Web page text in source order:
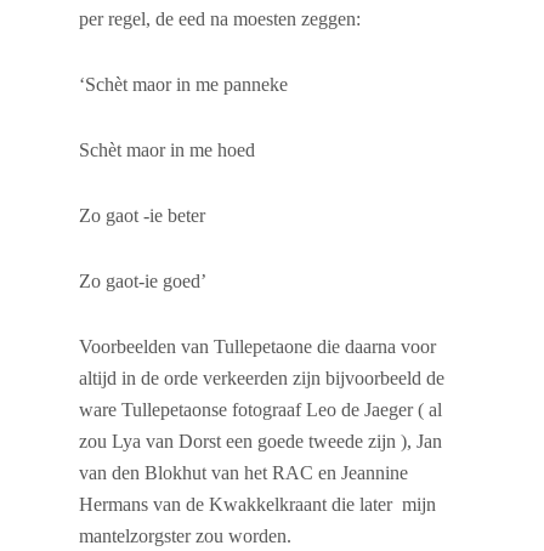
per regel, de eed na moesten zeggen:
‘Schèt maor in me panneke
Schèt maor in me hoed
Zo gaot -ie beter
Zo gaot-ie goed’
Voorbeelden van Tullepetaone die daarna voor
altijd in de orde verkeerden zijn bijvoorbeeld de
ware Tullepetaonse fotograaf Leo de Jaeger ( al
zou Lya van Dorst een goede tweede zijn ), Jan
van den Blokhut van het RAC en Jeannine
Hermans van de Kwakkelkraant die later mijn
mantelzorgster zou worden.